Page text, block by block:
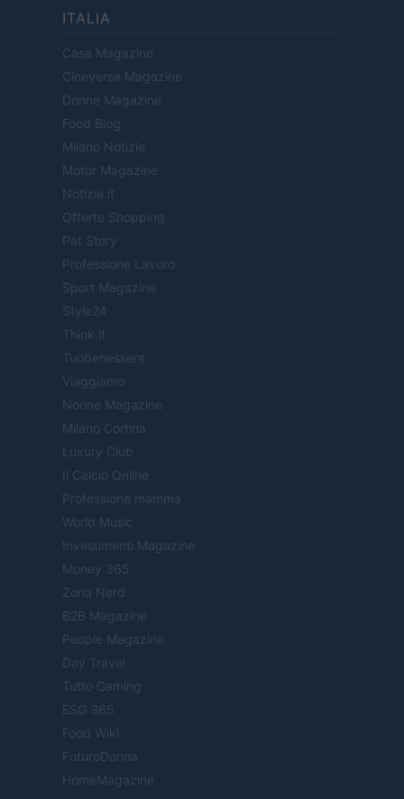
ITALIA
Casa Magazine
Cineverse Magazine
Donne Magazine
Food Blog
Milano Notizie
Motor Magazine
Notizie.it
Offerte Shopping
Pet Story
Professione Lavoro
Sport Magazine
Style24
Think.it
Tuobenessere
Viaggiamo
Nonne Magazine
Milano Cortina
Luxury Club
Il Calcio Online
Professione mamma
World Music
Investimenti Magazine
Money 365
Zona Nerd
B2B Magazine
People Magazine
Day Travel
Tutto Gaming
ESG 365
Food Wiki
FuturoDonna
HomeMagazine